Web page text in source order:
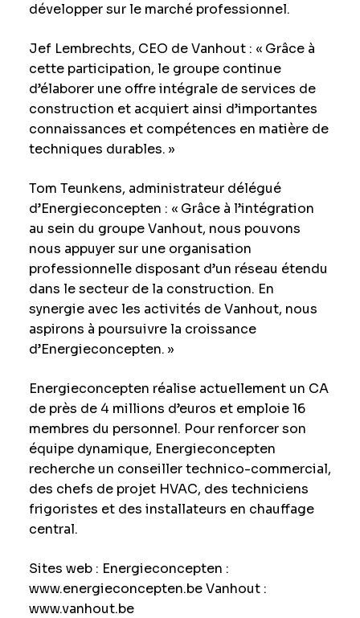
développer sur le marché professionnel.
Jef Lembrechts, CEO de Vanhout : « Grâce à
cette participation, le groupe continue
d’élaborer une offre intégrale de services de
construction et acquiert ainsi d’importantes
connaissances et compétences en matière de
techniques durables. »
Tom Teunkens, administrateur délégué
d’Energieconcepten : « Grâce à l’intégration
au sein du groupe Vanhout, nous pouvons
nous appuyer sur une organisation
professionnelle disposant d’un réseau étendu
dans le secteur de la construction. En
synergie avec les activités de Vanhout, nous
aspirons à poursuivre la croissance
d’Energieconcepten. »
Energieconcepten réalise actuellement un CA
de près de 4 millions d’euros et emploie 16
membres du personnel. Pour renforcer son
équipe dynamique, Energieconcepten
recherche un conseiller technico-commercial,
des chefs de projet HVAC, des techniciens
frigoristes et des installateurs en chauffage
central.
Sites web : Energieconcepten :
www.energieconcepten.be Vanhout :
www.vanhout.be